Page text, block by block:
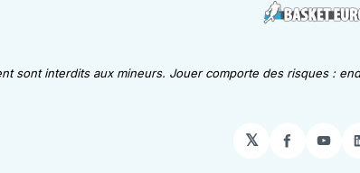
sont interdits aux mineurs. Jouer comporte des risques :
𝕏